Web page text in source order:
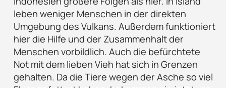
leben weniger Menschen in der direkten
Umgebung des Vulkans. Außerdem funktioniert
hier die Hilfe und der Zusammenhalt der
Menschen vorbildlich. Auch die befürchtete
Not mit dem lieben Vieh hat sich in Grenzen
gehalten. Da die Tiere wegen der Asche so viel